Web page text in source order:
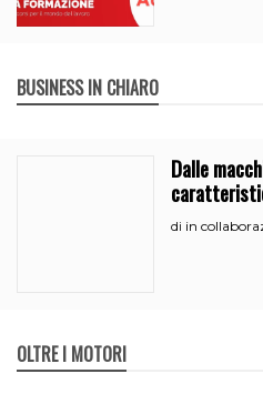
BUSINESS IN CHIARO
Dalle
di in
OLTRE I MOTORI